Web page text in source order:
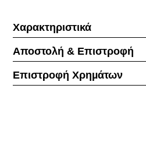
Χαρακτηριστικά
Αποστολή & Επιστροφή
Επιστροφή Χρηµάτων